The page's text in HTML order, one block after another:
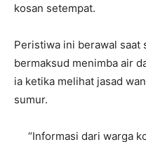
kosan setempat.
Peristiwa ini berawal saat
bermaksud menimba air
ia ketika melihat jasad
sumur.
“Informasi dari warga